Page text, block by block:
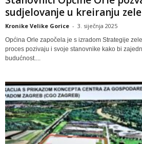
sudjelovanje u kreiranju
Kronike Velike Gorice - 3. siječnja 2025
Općina Orle započela je s izradom Strategije
proces pozivaju i svoje stanovnike kako bi
budućnost....